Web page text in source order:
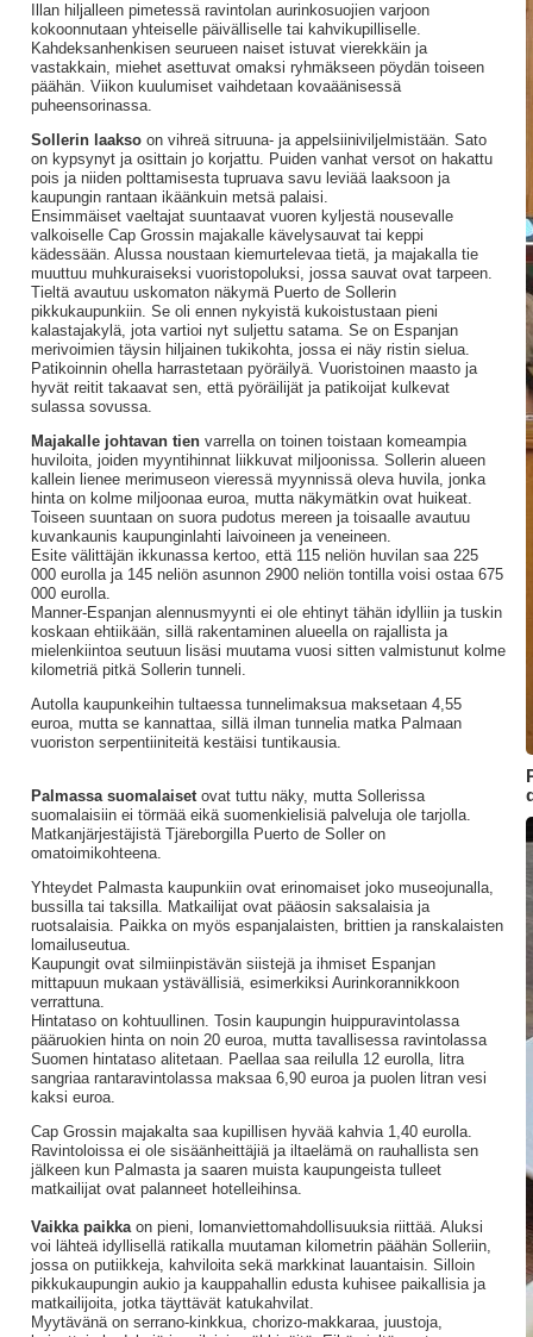
Illan hiljalleen pimetessä ravintolan aurinkosuojien varjoon
kokoonnutaan yhteiselle päivälliselle tai kahvikupilliselle.
Kahdeksanhenkisen seurueen naiset istuvat vierekkäin ja
vastakkain, miehet asettuvat omaksi ryhmäkseen pöydän toiseen
päähän. Viikon kuulumiset vaihdetaan kovaäänisessä
puheensorinassa.
Sollerin laakso on vihreä sitruuna- ja appelsiiniviljelmistään. Sato
on kypsynyt ja osittain jo korjattu. Puiden vanhat versot on hakattu
pois ja niiden polttamisesta tupruava savu leviää laaksoon ja
kaupungin rantaan ikäänkuin metsä palaisi.
Ensimmäiset vaeltajat suuntaavat vuoren kyljestä nousevalle
valkoiselle Cap Grossin majakalle kävelysauvat tai keppi
kädessään. Alussa noustaan kiemurtelevaa tietä, ja majakalla tie
muuttuu muhkuraiseksi vuoristopoluksi, jossa sauvat ovat tarpeen.
Tieltä avautuu uskomaton näkymä Puerto de Sollerin
pikkukaupunkiin. Se oli ennen nykyistä kukoistustaan pieni
kalastajakylä, jota vartioi nyt suljettu satama. Se on Espanjan
merivoimien täysin hiljainen tukikohta, jossa ei näy ristin sielua.
Patikoinnin ohella harrastetaan pyöräilyä. Vuoristoinen maasto ja
hyvät reitit takaavat sen, että pyöräilijät ja patikoijat kulkevat
sulassa sovussa.
Majakalle johtavan tienvarrella on toinen toistaan komeampia
huviloita, joiden myyntihinnat liikkuvat miljoonissa. Sollerin alueen
kallein lienee merimuseon vieressä myynnissä oleva huvila, jonka
hinta on kolme miljoonaa euroa, mutta näkymätkin ovat huikeat.
Toiseen suuntaan on suora pudotus mereen ja toisaalle avautuu
kuvankaunis kaupunginlahti laivoineen ja veneineen.
Esite välittäjän ikkunassa kertoo, että 115 neliön huvilan saa 225
000 eurolla ja 145 neliön asunnon 2900 neliön tontilla voisi ostaa 675
000 eurolla.
Manner-Espanjan alennusmyynti ei ole ehtinyt tähän idylliin ja tuskin
koskaan ehtiikään, sillä rakentaminen alueella on rajallista ja
mielenkiintoa seutuun lisäsi muutama vuosi sitten valmistunut kolme
kilometriä pitkä Sollerin tunneli.
Autolla kaupunkeihin tultaessa tunnelimaksua maksetaan 4,55
euroa, mutta se kannattaa, sillä ilman tunnelia matka Palmaan
vuoriston serpentiiniteitä kestäisi tuntikausia.
Palmassa suomalaisetovat tuttu näky, mutta Sollerissa
suomalaisiin ei törmää eikä suomenkielisiä palveluja ole tarjolla.
Matkanjärjestäjistä Tjäreborgilla Puerto de Soller on
omatoimikohteena.
Yhteydet Palmasta kaupunkiin ovat erinomaiset joko museojunalla,
bussilla tai taksilla. Matkailijat ovat pääosin saksalaisia ja
ruotsalaisia. Paikka on myös espanjalaisten, brittien ja ranskalaisten
lomailuseutua.
Kaupungit ovat silmiinpistävän siistejä ja ihmiset Espanjan
mittapuun mukaan ystävällisiä, esimerkiksi Aurinkorannikkoon
verrattuna.
Hintataso on kohtuullinen. Tosin kaupungin huippuravintolassa
pääruokien hinta on noin 20 euroa, mutta tavallisessa ravintolassa
Suomen hintataso alitetaan. Paellaa saa reilulla 12 eurolla, litra
sangriaa rantaravintolassa maksaa 6,90 euroa ja puolen litran vesi
kaksi euroa.
Cap Grossin majakalta saa kupillisen hyvää kahvia 1,40 eurolla.
Ravintoloissa ei ole sisäänheittäjiä ja iltaelämä on rauhallista sen
jälkeen kun Palmasta ja saaren muista kaupungeista tulleet
matkailijat ovat palanneet hotelleihinsa.
Vaikka paikka on pieni, lomanviettomahdollisuuksia riittää. Aluksi
voi lähteä idyllisellä ratikalla muutaman kilometrin päähän Solleriin,
jossa on putiikkeja, kahviloita sekä markkinat lauantaisin. Silloin
pikkukaupungin aukio ja kauppahallin edusta kuhisee paikallisia ja
matkailijoita, jotka täyttävät katukahvilat.
Myytävänä on serrano-kinkkua, chorizo-makkaraa, juustoja,